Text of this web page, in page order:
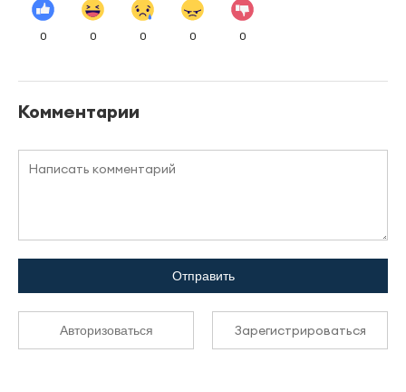
0 0 0 0 0
Комментарии
Отправить
Авторизоваться Зарегистрироваться